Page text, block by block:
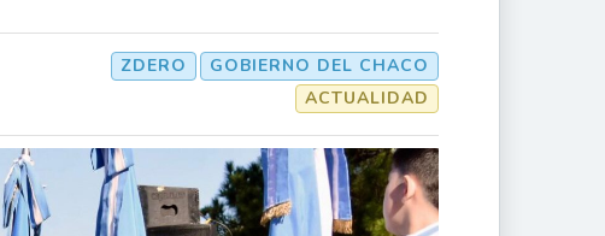
GOBIERNO DEL CHACO
ZDERO
ACTUALIDAD